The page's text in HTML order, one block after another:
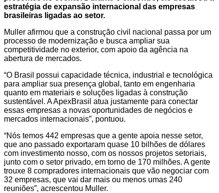
estratégia de expansão internacional das empresas
brasileiras ligadas ao setor.
Muller afirmou que a construção civil nacional passa por um
processo de modernização e busca ampliar sua
competitividade no exterior, com apoio da agência na
abertura de mercados.
“O Brasil possui capacidade técnica, industrial e tecnológica
para ampliar sua presença global, tanto em engenharia
quanto em materiais e soluções ligadas à construção
sustentável. A ApexBrasil atua justamente para conectar
essas empresas a novas oportunidades de negócios e
mercados internacionais”, pontuou.
“Nós temos 442 empresas que a gente apoia nesse setor,
que ano passado exportaram quase 10 bilhões de dólares
com investimento nosso, com os nossos projetos setoriais,
junto com o setor privado, em torno de 170 milhões. A gente
trouxe 8 compradores internacionais que vão negociar com
32 empresas, que vai dar mais ou menos umas 240
reuniões”, acrescentou Muller.